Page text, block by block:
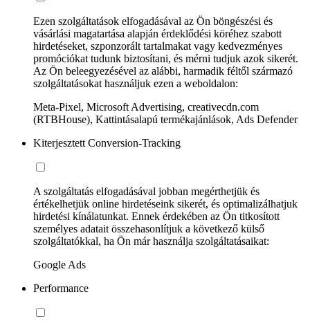
Ezen szolgáltatások elfogadásával az Ön böngészési és
vásárlási magatartása alapján érdeklődési köréhez szabott
hirdetéseket, szponzorált tartalmakat vagy kedvezményes
promóciókat tudunk biztosítani, és mérni tudjuk azok sikerét.
Az Ön beleegyezésével az alábbi, harmadik féltől származó
szolgáltatásokat használjuk ezen a weboldalon:
Meta-Pixel, Microsoft Advertising, creativecdn.com
(RTBHouse), Kattintásalapú termékajánlások, Ads Defender
Kiterjesztett Conversion-Tracking
A szolgáltatás elfogadásával jobban megérthetjük és
értékelhetjük online hirdetéseink sikerét, és optimalizálhatjuk
hirdetési kínálatunkat. Ennek érdekében az Ön titkosított
személyes adatait összehasonlítjuk a következő külső
szolgáltatókkal, ha Ön már használja szolgáltatásaikat:
Google Ads
Performance